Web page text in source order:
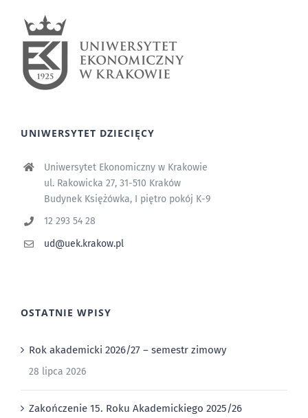
UNIWERSYTET DZIECIĘCY
Uniwersytet Ekonomiczny w Krakowie
ul. Rakowicka 27, 31-510 Kraków
Budynek Księżówka, I piętro pokój K-9
12 293 54 28
ud@uek.krakow.pl
OSTATNIE WPISY
Rok akademicki 2026/27 – semestr zimowy
28 lipca 2026
Zakończenie 15. Roku Akademickiego 2025/26